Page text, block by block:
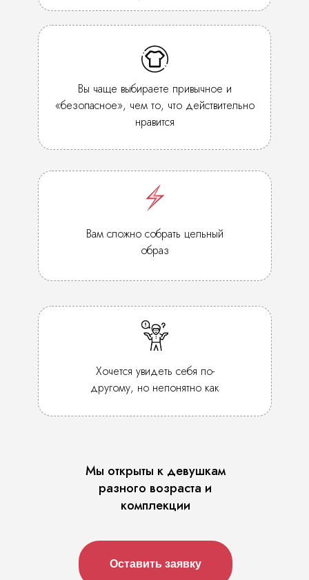
Вы чаще выбираете привычное и
«безопасное», чем то, что действительно
нравится
Хочется увидеть себя по-
другому, но непонятно как
Вам сложно собрать цельный
образ
Мы открыты к девушкам
разного возраста и
комплекции
Оставить заявку